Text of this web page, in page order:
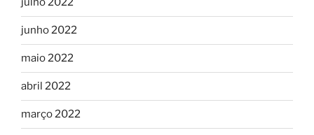
junho 2022
maio 2022
abril 2022
março 2022